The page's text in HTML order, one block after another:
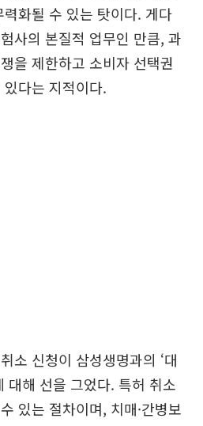
화될 수 있는 탓이다. 게다
사의 본질적 업무인 만큼, 과
을 제한하고 소비자 선택권
다는 지적이다.
소 신청이 삼성생명과의 ‘대
대해 선을 그었다. 특허 취소
있는 절차이며, 치매·간병보